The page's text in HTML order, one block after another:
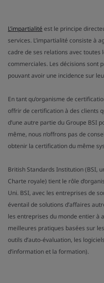
L’impartialité est le principe
services. L’impartialité consiste à
cadre de ses relations avec toutes
commerciales. Les décisions sont
pouvant avoir une incidence sur
En tant qu’organisme de
offrir de certification à des clients
d’une autre partie du Groupe BSI
même, nous n’offrons pas de
obtenir la certification du même
British Standards Institution (BSI,
Charte royale) tient le rôle
Uni. BSI, avec les entreprises de
éventail de solutions d’affaires
les entreprises du monde entier à
meilleures pratiques basées sur
outils d’auto-évaluation, les
d’information et la formation).